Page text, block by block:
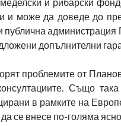
и може да доведе до
допълнителни
проблемите от
Също
в рамките на
се внесе по-голяма